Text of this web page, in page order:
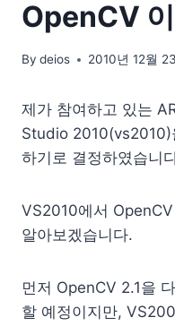
OpenCV
By deios 2010년 12월
제가 참여하고 있는
Studio 2010(vs2010)
하기로 결정하였습니
VS2010에서
알아보겠습니다.
먼저 OpenCV 2.1을
할 예정이지만,